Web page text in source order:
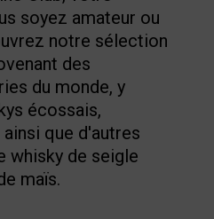
soyez amateur ou
notre sélection
des
du monde, y
écossais,
ainsi que d'autres
whisky de seigle
maïs.